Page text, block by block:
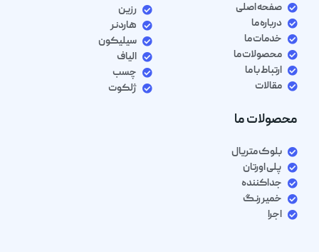
صفحه اصلی
درباره ما
خدمات ما
محصولات ما
ارتباط با ما
مقالات
رزین
هاردنر
سیلیکون
الیاف
چسب
ژلکوت
محصولات ما
بلوک متریال
پلی اورتان
جداکننده
خمیر رنگ
اجرا